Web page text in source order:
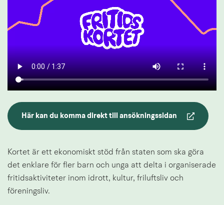
Här kan du komma direkt till ansökningssidan
Länk till annan webbplats.
Kortet är ett ekonomiskt stöd från staten som ska göra
det enklare för fler barn och unga att delta i organiserade
fritidsaktiviteter inom idrott, kultur, friluftsliv och
föreningsliv.